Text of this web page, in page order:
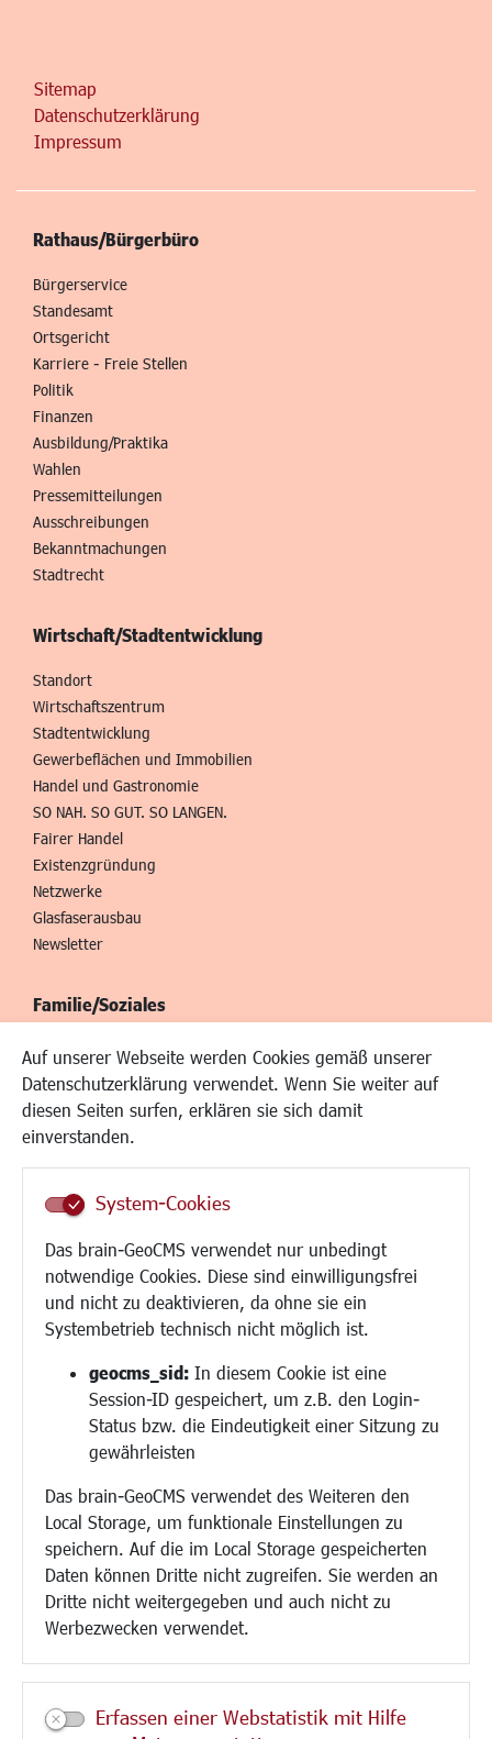
Auf unserer Webseite werden Cookies gemäß unserer
Datenschutzerklärung verwendet. Wenn Sie weiter auf
diesen Seiten surfen, erklären sie sich damit
einverstanden.
System-Cookies
Das brain-GeoCMS verwendet nur unbedingt
notwendige Cookies. Diese sind einwilligungsfrei
und nicht zu deaktivieren, da ohne sie ein
Systembetrieb technisch nicht möglich ist.
geocms_sid: In diesem Cookie ist eine
Session-ID gespeichert, um z.B. den Login-
Status bzw. die Eindeutigkeit einer Sitzung zu
gewährleisten
Das brain-GeoCMS verwendet des Weiteren den
Local Storage, um funktionale Einstellungen zu
speichern. Auf die im Local Storage gespeicherten
Daten können Dritte nicht zugreifen. Sie werden an
Dritte nicht weitergegeben und auch nicht zu
Werbezwecken verwendet.
Erfassen einer Webstatistik mit Hilfe
Sitemap
Datenschutzerklärung
Impressum
Rathaus/Bürgerbüro
Bürgerservice
Standesamt
Ortsgericht
Karriere - Freie Stellen
Politik
Finanzen
Ausbildung/Praktika
Wahlen
Pressemitteilungen
Ausschreibungen
Bekanntmachungen
Stadtrecht
Wirtschaft/Stadtentwicklung
Standort
Wirtschaftszentrum
Stadtentwicklung
Gewerbeflächen und Immobilien
Handel und Gastronomie
SO NAH. SO GUT. SO LANGEN.
Fairer Handel
Existenzgründung
Netzwerke
Glasfaserausbau
Newsletter
Familie/Soziales
Kinderbetreuung
Kinder und Jugend
Institutionen für Familien
Frauen
Schule
Demokratie leben
Ukrainehilfe
Hilfe für Geflüchtete
Religion
Bauen/Umwelt/Mobilität
Bebauungsplanung
Verkehr/Mobilität
Glasfaserausbau
Aktuelle Baustellen
Paddelteich
CINDY S
Kultur/Freizeit/Tourismus
Veranstaltungen
Neue Stadthalle Langen